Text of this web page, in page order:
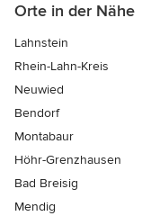
Orte in der Nähe
Lahnstein
Rhein-Lahn-Kreis
Neuwied
Bendorf
Montabaur
Höhr-Grenzhausen
Bad Breisig
Mendig